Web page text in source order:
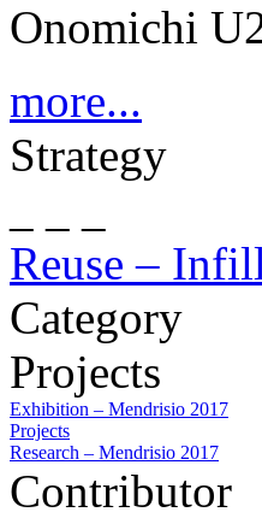
Onomichi
more...
Strategy
Reuse –
Category
Projects
Exhibition – Mendrisio 2017
Projects
Research – Mendrisio 2017
Contributor